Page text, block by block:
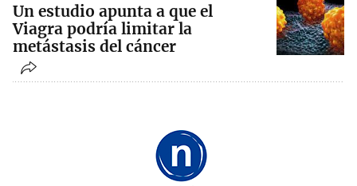
Un estudio apunta a que el
Viagra podría limitar la
metástasis del cáncer